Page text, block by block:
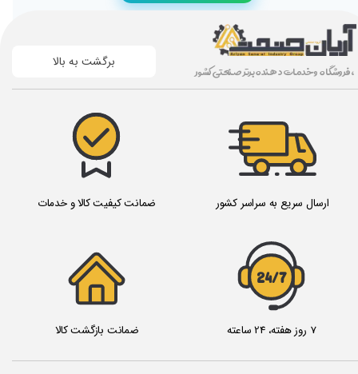
7 روز هفته، 24 ساعته ضمانت بازگشت کالا
ضمانت کیفیت کالا و خدمات
برگشت به بالا ، فروشگاه و خدمات دهنده برتر صنعتی کشور
ارسال سریع به سراسر کشور
24/7